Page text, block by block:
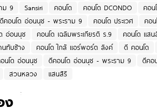
ม 9
Sansiri คอนโด คอนโด DCONDO คอน
คอนโด อ่อนนุช - พระราม 9 คอนโด ประเวศ คอ
อ่อนนุช คอนโด เฉลิมพระเกียรติ ร.9 คอนโด แสน
ทับช้าง
คอนโด ใกล้ แอร์พอร์ต ลิงค์ ดี คอนโด
นโด อ่อนนุช ดีคอนโด อ่อนนุช - พระราม 9 ดีคอ
สวนหลวง แสนสิริ
ง